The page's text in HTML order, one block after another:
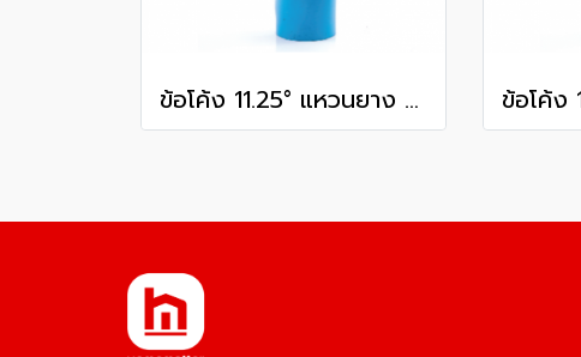
ข้อโค้ง 11.25° แหวนยาง ES1 SCG ขนาด 400 มม. (16 นิ้ว ) ชั้น 13.5